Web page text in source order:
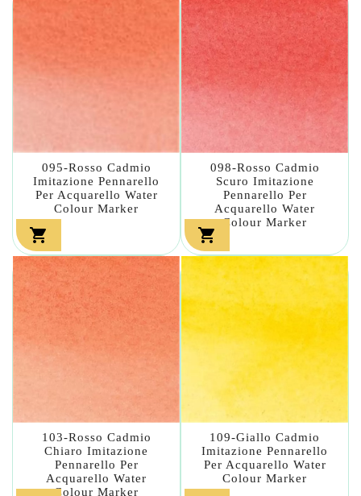
095-Rosso Cadmio
Imitazione Pennarello
Per Acquarello Water
Colour Marker

098-Rosso Cadmio
Scuro Imitazione
Pennarello Per
Acquarello Water
Colour Marker

103-Rosso Cadmio
Chiaro Imitazione
Pennarello Per
Acquarello Water
Colour Marker
109-Giallo Cadmio
Imitazione Pennarello
Per Acquarello Water
Colour Marker